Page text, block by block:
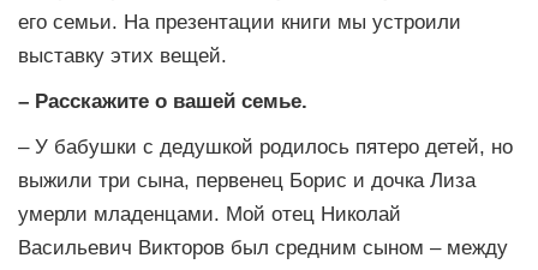
его семьи. На презентации книги мы устроили
выставку этих вещей.
– Расскажите о вашей семье.
– У бабушки с дедушкой родилось пятеро детей, но
выжили три сына, первенец Борис и дочка Лиза
умерли младенцами. Мой отец Николай
Васильевич Викторов был средним сыном – между